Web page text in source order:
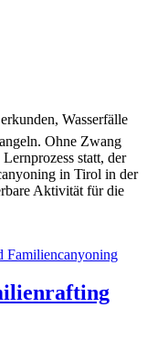
Wasserfälle
Ohne Zwang
statt, der
in Tirol in der
Aktivität für die